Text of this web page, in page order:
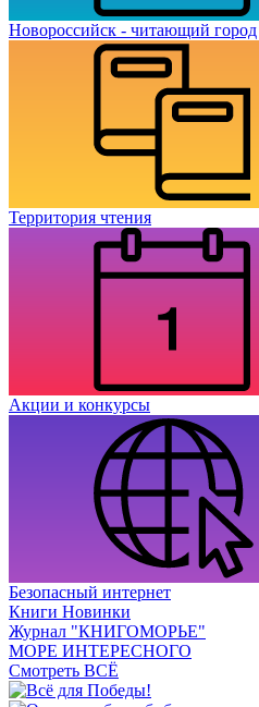
Новороссийск - читающий город
Территория чтения
Акции и конкурсы
Безопасный интернет
Книги Новинки
Журнал "КНИГОМОРЬЕ"
МОРЕ ИНТЕРЕСНОГО
Смотреть ВСЁ